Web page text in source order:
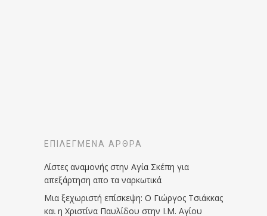
ΕΠΙΛΕΓΜΈΝΑ ΆΡΘΡΑ
Λίστες αναμονής στην Αγία Σκέπη για
απεξάρτηση απο τα ναρκωτικά
Μια ξεχωριστή επίσκεψη: Ο Γιώργος Τσιάκκας
και η Χριστίνα Παυλίδου στην Ι.Μ. Αγίου